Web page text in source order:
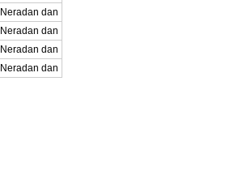
Neradan dan
Neradan dan
Neradan dan
Neradan dan